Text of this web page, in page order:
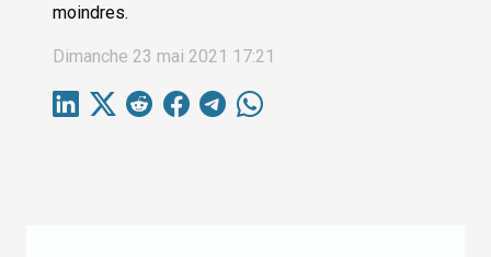
moindres.
Dimanche 23 mai 2021 17:21